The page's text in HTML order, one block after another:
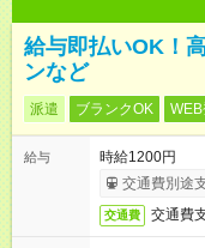
給与即払いOK！
ンなど
派遣 ブランクOK
給与
時給1200円
交通費別途
交通費 交通費